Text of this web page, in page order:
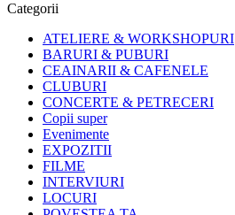
Categorii
ATELIERE & WORKSHOPURI
BARURI & PUBURI
CEAINARII & CAFENELE
CLUBURI
CONCERTE & PETRECERI
Copii super
Evenimente
EXPOZITII
FILME
INTERVIURI
LOCURI